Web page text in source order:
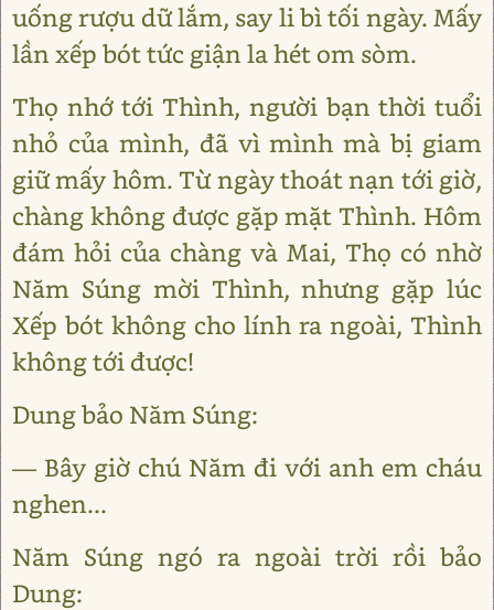
uống rượu dữ lắm, say li bì tối ngày. Mấy
lần xếp bót tức giận la hét om sòm.
Thọ nhớ tới Thình, người bạn thời tuổi
nhỏ của mình, đã vì mình mà bị giam
giữ mấy hôm. Từ ngày thoát nạn tới giờ,
chàng không được gặp mặt Thình. Hôm
đám hỏi của chàng và Mai, Thọ có nhờ
Năm Súng mời Thình, nhưng gặp lúc
Xếp bót không cho lính ra ngoài, Thình
không tới được!
Dung bảo Năm Súng:
— Bây giờ chú Năm đi với anh em cháu
nghen...
Năm Súng ngó ra ngoài trời rồi bảo
Dung: